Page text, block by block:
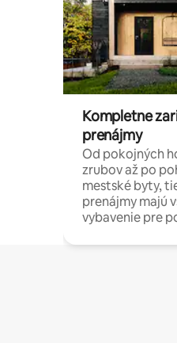
Kompletne
prenájmy
Od pokojných
zrubov až po
mestské byty,
prenájmy majú
vybavenie pre